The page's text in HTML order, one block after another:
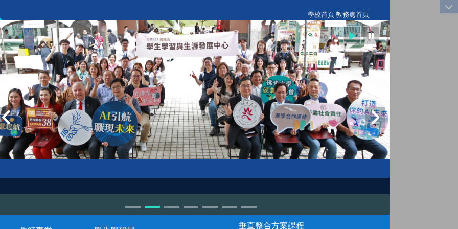
學校首頁|教務處首頁
垂直整合方案課程